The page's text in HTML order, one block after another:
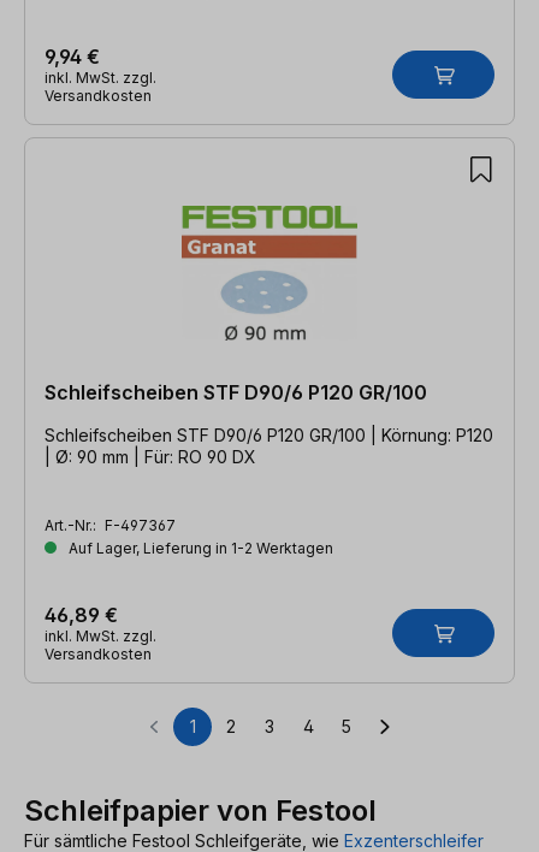
9,94 €
inkl. MwSt. zzgl.
Versandkosten
Schleifscheiben STF D90/6 P120 GR/100
Schleifscheiben STF D90/6 P120 GR/100 | Körnung: P120
| Ø: 90 mm | Für: RO 90 DX
Art.-Nr.: F-497367
Auf Lager, Lieferung in 1-2 Werktagen
46,89 €
inkl. MwSt. zzgl.
Versandkosten
Seite
1 Seite
2 Seite
3 Seite
4 Seite
5
Schleifpapier von Festool
Für sämtliche Festool Schleifgeräte, wie Exzenterschleifer